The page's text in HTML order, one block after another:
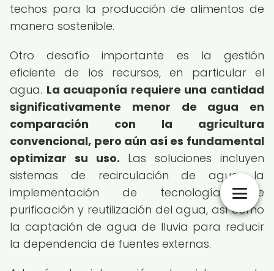
techos para la producción de alimentos de
manera sostenible.
Otro desafío importante es la gestión
eficiente de los recursos, en particular el
agua. La acuaponía requiere una cantidad
significativamente menor de agua en
comparación con la agricultura
convencional, pero aún así es fundamental
optimizar su uso. Las soluciones incluyen
sistemas de recirculación de agua, la
implementación de tecnologías de
purificación y reutilización del agua, así como
la captación de agua de lluvia para reducir
la dependencia de fuentes externas.